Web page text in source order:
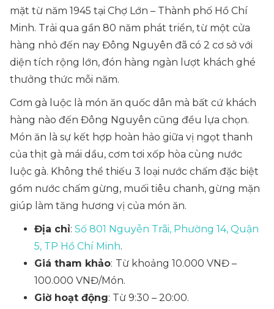
mặt từ năm 1945 tại Chợ Lớn – Thành phố Hồ Chí
Minh. Trải qua gần 80 năm phát triển, từ một cửa
hàng nhỏ đến nay Đông Nguyên đã có 2 cơ sở với
diện tích rộng lớn, đón hàng ngàn lượt khách ghé
thưởng thức mỗi năm.
Cơm gà luộc là món ăn quốc dân mà bất cứ khách
hàng nào đến Đông Nguyên cũng đều lựa chọn.
Món ăn là sự kết hợp hoàn hảo giữa vị ngọt thanh
của thịt gà mái dầu, cơm tơi xốp hòa cùng nước
luộc gà. Không thể thiếu 3 loại nước chấm đặc biệt
gồm nước chấm gừng, muối tiêu chanh, gừng mặn
giúp làm tăng hương vị của món ăn.
Địa chỉ: Số 801 Nguyễn Trãi, Phường 14, Quận
5, TP Hồ Chí Minh.
Giá tham khảo: Từ khoảng 10.000 VNĐ –
100.000 VNĐ/Món.
Giờ hoạt động: Từ 9:30 – 20:00.